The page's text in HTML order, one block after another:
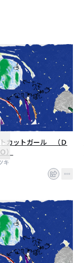
カットガール （Ｄ
）
キ